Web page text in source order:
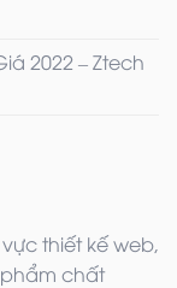
2022 – Ztech
thiết kế web,
chất